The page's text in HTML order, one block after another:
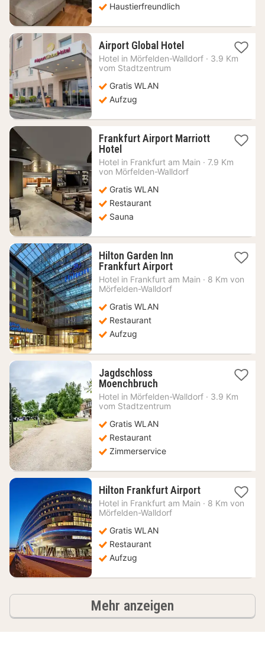
Haustierfreundlich
Airport Global Hotel1
Nacht
Hotel in Mörfelden-Walldorf · 3.9 Km
vom Stadtzentrum
Gratis WLAN
Aufzug
Frankfurt Airport Marriott
Hotel1
Nacht
ab
€
Hotel in Frankfurt am Main · 7.9 Km
von Mörfelden-Walldorf
Gratis WLAN
Restaurant
Sauna
Hilton Garden Inn
Frankfurt Airport1
Nacht
ab
Hotel in Frankfurt am Main · 8 Km von
Mörfelden-Walldorf
Gratis WLAN
Restaurant
Aufzug
Jagdschloss
Moenchbruch1
Nacht
ab
€
Hotel in Mörfelden-Walldorf · 3.9 Km
vom Stadtzentrum
Gratis WLAN
Restaurant
Zimmerservice
Hilton Frankfurt Airport1
Nacht
Hotel in Frankfurt am Main · 8 Km von
Mörfelden-Walldorf
Gratis WLAN
Restaurant
Aufzug
Mehr anzeigen